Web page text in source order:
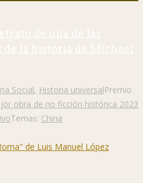
de una de las
la historia de Michael
Social, Historia universalPremio
obra de no ficción histórica 2023
Temas: China